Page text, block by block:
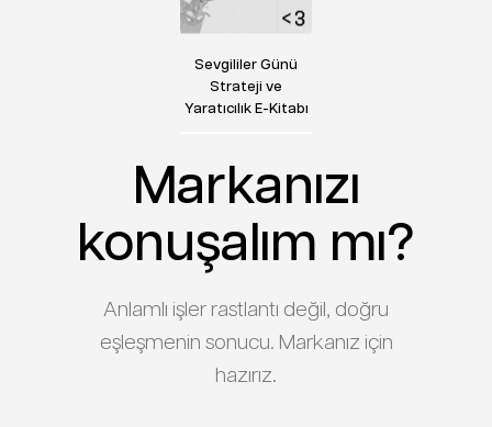
Sevgililer Günü
Strateji ve
Yaratıcılık E-Kitabı
Markanızı
konuşalım mı?
Anlamlı işler rastlantı değil, doğru
eşleşmenin sonucu. Markanız için
hazırız.